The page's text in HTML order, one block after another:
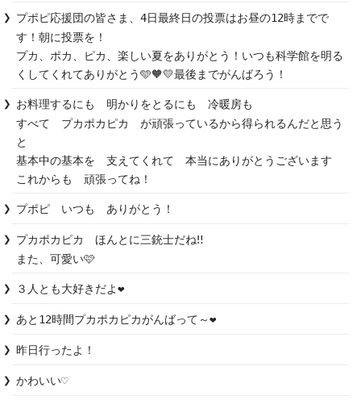
プポピ応援団の皆さま、4日最終日の投票はお昼の12時までで
す！朝に投票を！
プカ、ポカ、ピカ、楽しい夏をありがとう！いつも科学館を明る
くしてくれてありがとう🩵🧡💛最後までがんばろう！
お料理するにも　明かりをとるにも　冷暖房も
すべて　プカポカピカ　が頑張っているから得られるんだと思う
と
基本中の基本を　支えてくれて　本当にありがとうございます
これからも　頑張ってね！
プポピ　いつも　ありがとう！
プカポカピカ　ほんとに三銃士だね‼️
また、可愛い🩷
３人とも大好きだよ❤️
あと12時間プカポカピカがんばって～❤️
昨日行ったよ！
かわいい♡